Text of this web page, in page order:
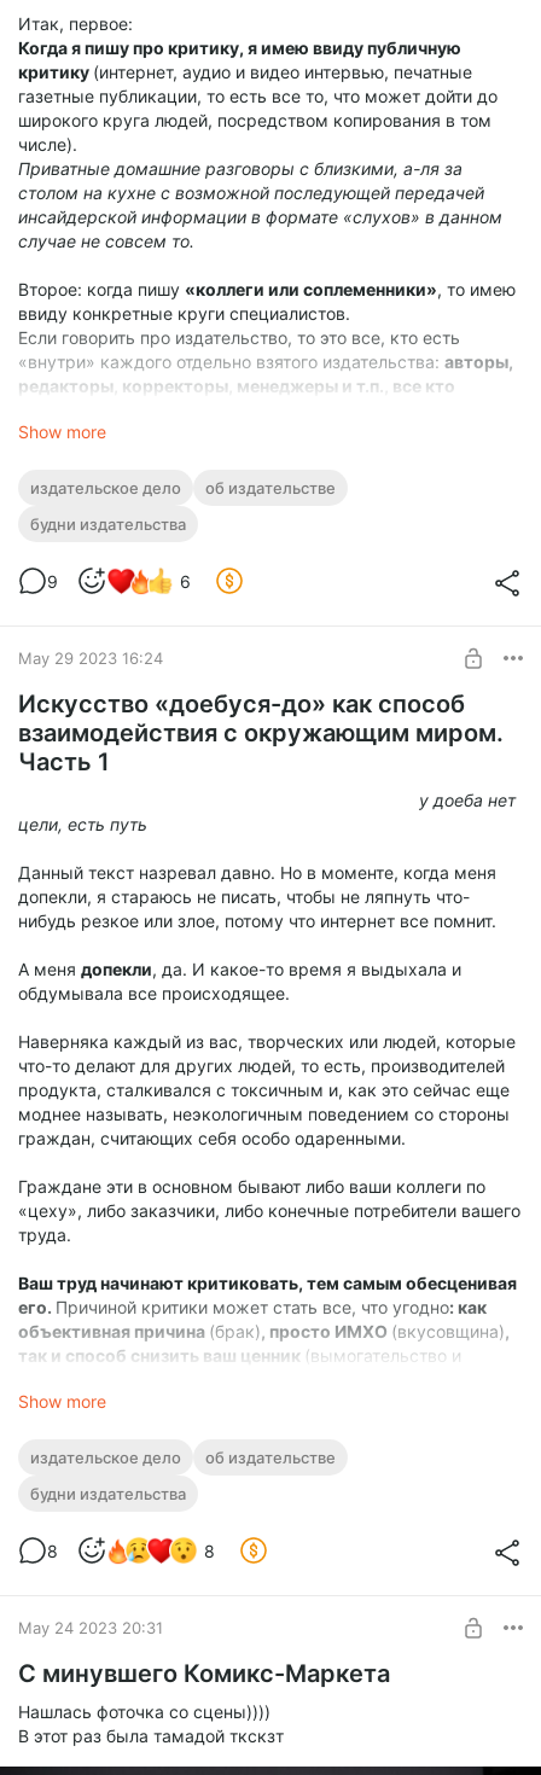
Итак, первое:
Когда я пишу про критику, я имею ввиду публичную
критику (интернет, аудио и видео интервью, печатные
газетные публикации, то есть все то, что может дойти до
широкого круга людей, посредством копирования в том
числе).
Приватные домашние разговоры с близкими, а-ля за
столом на кухне с возможной последующей передачей
инсайдерской информации в формате «слухов» в данном
случае не совсем то.
Второе: когда пишу «коллеги или соплеменники», то имею
ввиду конкретные круги специалистов.
Если говорить про издательство, то это все, кто есть
«внутри» каждого отдельно взятого издательства: авторы,
редакторы, корректоры, менеджеры и т.п., все кто
бухгалтеры).
авторов, публикующихся в любом другом издательстве,
фрилансеров, редакторов и руководителей издательств,
один котел, котел книго-производства.
так вот, скритиканами из одной с тобой индустрии
мнения, ведь они тоже специалисты и профессионалы, что-
то делают,имеют подобный с твоим опытиих мнение
более весомое: как для потребителя, так и для тебя лично
или других коллег по цеху
Вопрос:зачем они это делают публично
Show more
издательское дело
об издательстве
будни издательства
9 6
May 29 2023 16:24
Искусство «доебуся-до» как способ
взаимодействия с окружающим миром.
Часть 1
у доеба нет
цели, есть путь
Данный текст назревал давно. Но в моменте, когда меня
допекли, я стараюсь не писать, чтобы не ляпнуть что-
нибудь резкое или злое, потому что интернет все помнит.
А меня допекли, да. И какое-то время я выдыхала и
обдумывала все происходящее.
Наверняка каждый из вас, творческих или людей, которые
что-то делают для других людей, то есть, производителей
продукта, сталкивался с токсичным и, как это сейчас еще
моднее называть, неэкологичным поведением со стороны
граждан, считающих себя особо одаренными.
Граждане эти в основном бывают либо ваши коллеги по
«цеху», либо заказчики, либо конечные потребители вашего
труда.
Ваш труд начинают критиковать, тем самым обесценивая
его. Причиной критики может стать все, что угодно: как
объективная причина (брак), просто ИМХО (вкусовщина),
так и способ снизить ваш ценник (вымогательство и
недочетыдаже очень существенные. Таким людям всегда
свой продукт лучше.
по т оксичности и обесцениванию манере
и форме подают
вкусовщину, как истину в последней инстанции,
делают этопубличнос присущим таким типам личности
апломбом.
Ниже речь и пойдет о таких людях.
Show more
издательское дело
об издательстве
будни издательства
8 8
May 24 2023 20:31
С минувшего Комикс-Маркета
Нашлась фоточка со сцены))))
В этот раз была тамадой ткскзт